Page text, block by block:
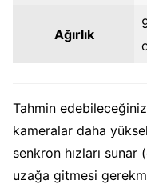
Ağırlık
Tahmin
kameralar daha
senkron hızları
uzağa gitmesi